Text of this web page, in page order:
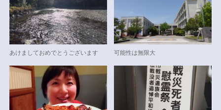
あけましておめでとうございます 可能性は無限大